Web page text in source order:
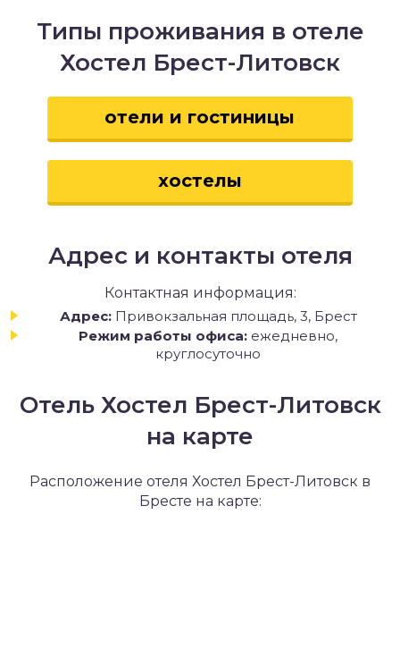
Типы проживания в отеле
Хостел Брест-Литовск
отели и гостиницы
хостелы
Адрес и контакты отеля
Контактная информация:
Адрес: Привокзальная площадь, 3, Брест
Режим работы офиса: ежедневно,
круглосуточно
Отель Хостел Брест-Литовск
на карте
Расположение отеля Хостел Брест-Литовск в
Бресте на карте: